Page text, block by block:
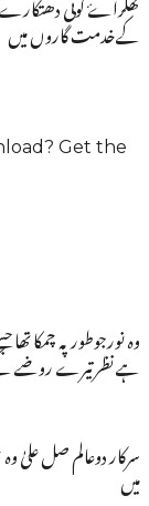
کےخدمت گاروں میں
Get the
وہ نورجوطورپہ
ہے نظرتیرے روضے
سرکار دوعالم صل علیٰ وہ
میں